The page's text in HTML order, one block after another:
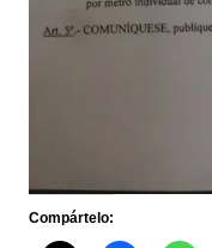
Compártelo: